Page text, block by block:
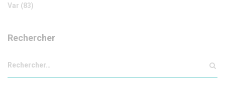
Var (83)
Rechercher